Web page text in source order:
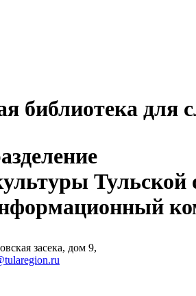
библиотека для
Тульской
засека, дом 9,